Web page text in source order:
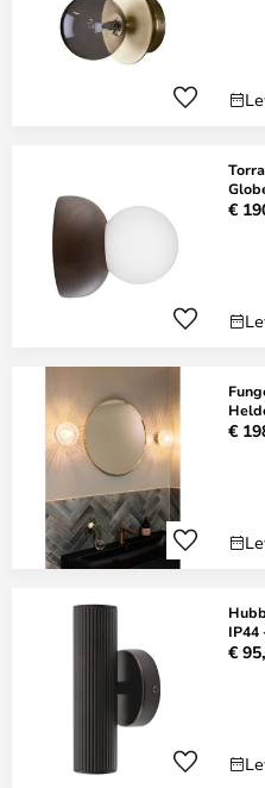
€
€
IP44
€